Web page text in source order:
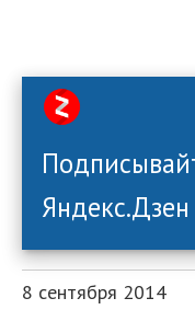
Яндекс.Дзен
8 сентября 2014